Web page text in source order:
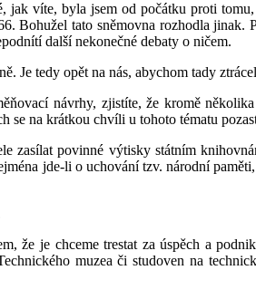
jak víte, byla jsem od počátku proti
Bohužel tato sněmovna rozhodla jinak.
další nekonečné debaty o ničem.
Je tedy opět na nás, abychom tady
návrhy, zjistíte, že kromě
na krátkou chvíli u tohoto tématu
zasílat povinné výtisky státním
jde-li o uchování tzv. národní
že je chceme trestat za úspěch a
muzea či studoven na